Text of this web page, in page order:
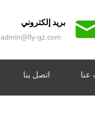
بريد إلكتروني
admin@fly-gz.com
عنا اتصل بنا